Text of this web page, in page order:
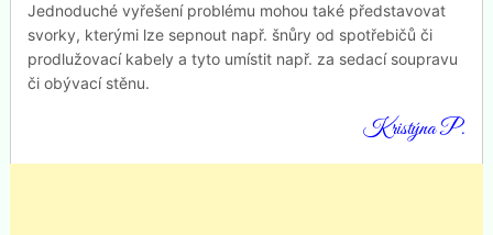
Jednoduché vyřešení problému mohou také představovat
svorky, kterými lze sepnout např. šnůry od spotřebičů či
prodlužovací kabely a tyto umístit např. za sedací soupravu
či obývací stěnu.
Kristýna P.